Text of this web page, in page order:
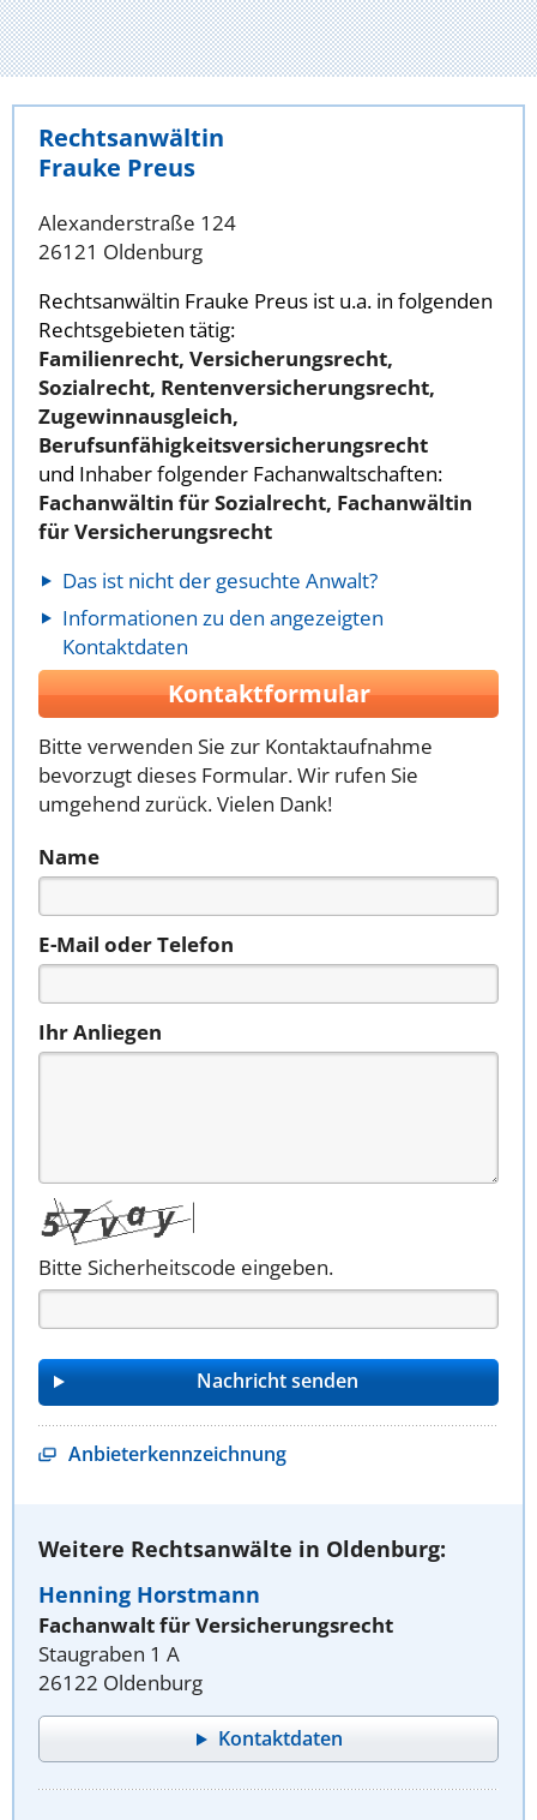
Rechtsanwältin
Frauke Preus
Alexanderstraße 124
26121 Oldenburg
Rechtsanwältin Frauke Preus ist u.a. in folgenden
Rechtsgebieten tätig:
Familienrecht, Versicherungsrecht,
Sozialrecht, Rentenversicherungsrecht,
Zugewinnausgleich,
Berufsunfähigkeitsversicherungsrecht
und Inhaber folgender Fachanwaltschaften:
Fachanwältin für Sozialrecht, Fachanwältin
für Versicherungsrecht
Das ist nicht der gesuchte Anwalt?
Informationen zu den angezeigten
Kontaktdaten
Kontaktformular
Bitte verwenden Sie zur Kontaktaufnahme
bevorzugt dieses Formular. Wir rufen Sie
umgehend zurück. Vielen Dank!
Name
E-Mail oder Telefon
Ihr Anliegen
Bitte Sicherheitscode eingeben.
Anbieterkennzeichnung
Weitere Rechtsanwälte in Oldenburg:
Henning Horstmann
Fachanwalt für Versicherungsrecht
Staugraben 1 A
26122 Oldenburg
Kontaktdaten